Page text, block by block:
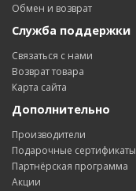
Обмен и возврат
Служба поддержки
Связаться с нами
Возврат товара
Карта сайта
Дополнительно
Производители
Подарочные сертификаты
Партнёрская программа
Акции